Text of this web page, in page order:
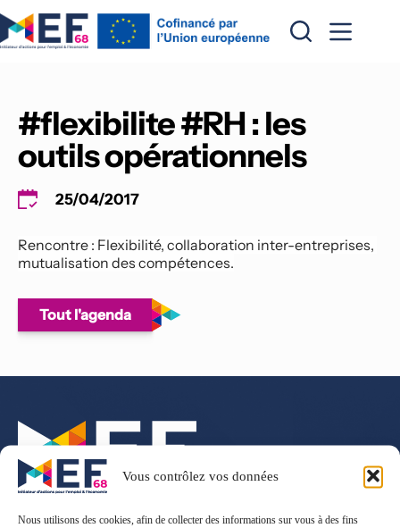
Vous contrôlez vos données
Nous utilisons des cookies, afin de collecter des informations sur vous à des fins
au
contenu
#flexibilite #RH : les
outils opérationnels
25/04/2017
Rencontre : Flexibilité, collaboration inter-entreprises,
mutualisation des compétences.
Tout l'agenda